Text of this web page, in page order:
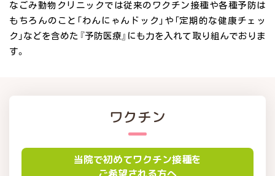
なごみ動物クリニックでは従来のワクチン接種や各種予防は
もちろんのこと「わんにゃんドック」や「定期的な健康チェッ
ク」などを含めた『予防医療』にも力を入れて取り組んでおりま
す。
ワクチン
当院で初めてワクチン接種を